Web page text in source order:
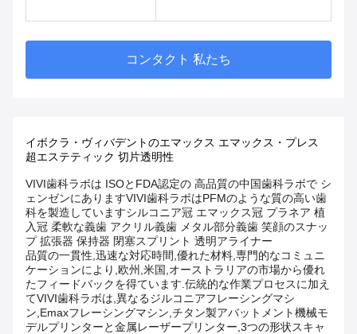
コンタクト 私たち
イボクラ・ヴィバデントのエマックス エマックス・プレス
超エステティック 切片透明性
VIVI歯科ラボは ISOとFDA認定の 高品質の中国歯科ラボで シ
ェンゼンにありますVIVI歯科ラボはPFMのような質の高い歯
科を製造していますシルコニア冠 エマックス冠 プラネア 植
入冠 柔軟な義歯 アクリル義歯 メタル部分義歯 笑顔のスナッ
プ 拡張器 保持器 閉塞スプリント 透明アライナー
品質の一貫性,迅速な対応時間,優れた材料,専門的なコミュニ
ケーションにより,欧州,米国,オーストラリアの市場から優れ
たフィードバックを得ています.伝統的な作業プロセスに加え
てVIVI歯科ラボは,異なるジルコニアフレーシングマシ
ン,Emaxフレーシングマシン,チタン製アバットメント機械モ
デルプリンターと金属レーザープリンター,3つの形状スキャ